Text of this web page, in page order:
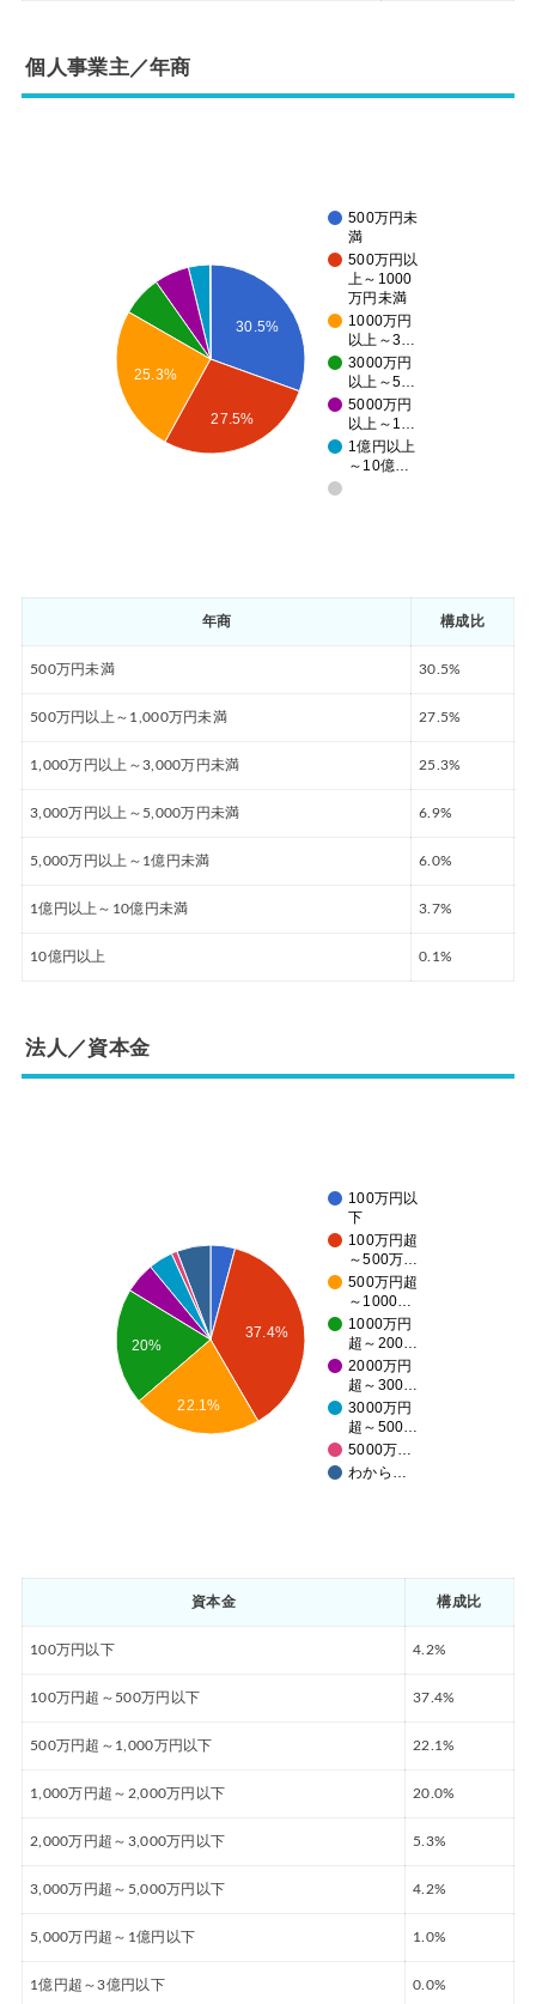
個人事業主／年商
500万円未
満
500万円以
上～1000
万円未満
1000万円
以上～3…
3000万円
以上～5…
5000万円
以上～1…
1億円以上
～10億…
30.5%
25.3%
27.5%
年商 構成比
500万円未満 30.5%
500万円以上～1,000万円未満 27.5%
1,000万円以上～3,000万円未満 25.3%
3,000万円以上～5,000万円未満 6.9%
5,000万円以上～1億円未満 6.0%
1億円以上～10億円未満 3.7%
10億円以上 0.1%
法人／資本金
100万円以
下
100万円超
～500万…
500万円超
～1000…
1000万円
超～200…
2000万円
超～300…
3000万円
超～500…
5000万…
わから…
37.4%
20%
22.1%
資本金 構成比
100万円以下 4.2%
100万円超～500万円以下 37.4%
500万円超～1,000万円以下 22.1%
1,000万円超～2,000万円以下 20.0%
2,000万円超～3,000万円以下 5.3%
3,000万円超～5,000万円以下 4.2%
5,000万円超～1億円以下 1.0%
1億円超～3億円以下 0.0%